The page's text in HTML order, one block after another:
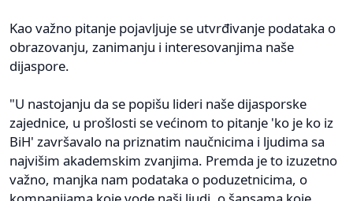
Kao važno pitanje pojavljuje se utvrđivanje podataka o
obrazovanju, zanimanju i interesovanjima naše
dijaspore.
"U nastojanju da se popišu lideri naše dijasporske
zajednice, u prošlosti se većinom to pitanje 'ko je ko iz
BiH' završavalo na priznatim naučnicima i ljudima sa
najvišim akademskim zvanjima. Premda je to izuzetno
važno, manjka nam podataka o poduzetnicima, o